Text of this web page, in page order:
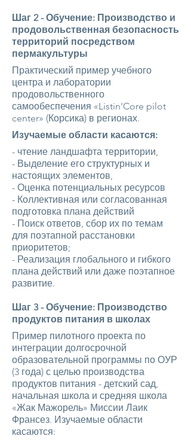
Шаг 2 - Обучение: Производство и
продовольственная безопасность
территорий посредством
пермакультуры
Практический пример учебного
центра и лаборатории
продовольственного
самообеспечения «Listin'Core pilot
center» (Корсика) в регионах.
Изучаемые области касаются:
- чтение ландшафта территории,
- Выделение его структурных и
настоящих элементов,
- Оценка потенциальных ресурсов
- Коллективная или согласованная
подготовка плана действий
- Поиск ответов, сбор их по темам
для поэтапной расстановки
приоритетов;
- Реализация глобального и гибкого
плана действий или даже поэтапное
развитие.
Шаг 3 - Обучение: Производство
продуктов питания в школах
Пример пилотного проекта по
интеграции долгосрочной
образовательной программы по ОУР
(3 года) с целью производства
продуктов питания - детский сад,
начальная школа и средняя школа
«Жак Мажорель» Миссии Лаик
Франсез. Изучаемые области
касаются: